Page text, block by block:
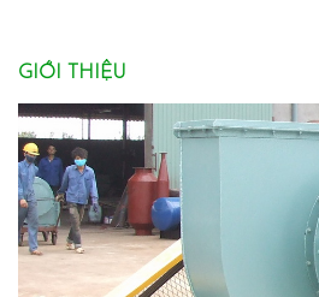
GIỚI THIỆU